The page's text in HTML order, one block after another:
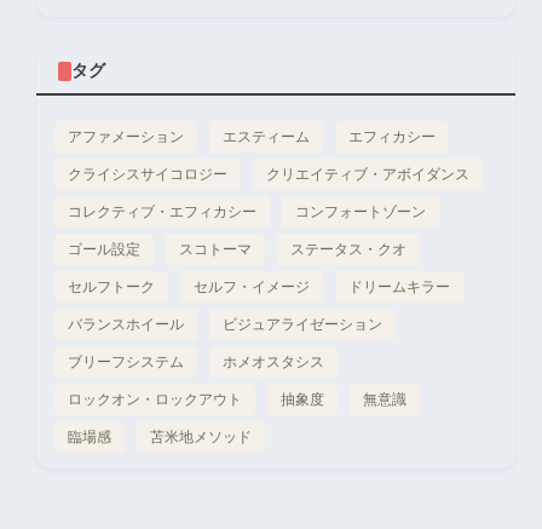
タグ
アファメーション エスティーム エフィカシー
クライシスサイコロジー クリエイティブ・アボイダンス
コレクティブ・エフィカシー コンフォートゾーン
ゴール設定 スコトーマ ステータス・クオ
セルフトーク セルフ・イメージ ドリームキラー
バランスホイール ビジュアライゼーション
ブリーフシステム ホメオスタシス
ロックオン・ロックアウト 抽象度 無意識
臨場感 苫米地メソッド